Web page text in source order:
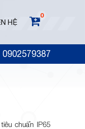
HỆ
0
0902579387
chuẩn IP65